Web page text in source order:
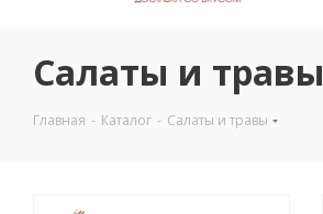
Салаты и травы
Главная - Каталог - Салаты и травы